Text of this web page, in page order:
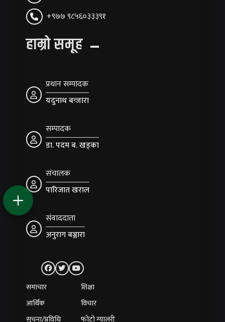
+९७७ ९८५६०३३३९१
हाम्रो समूह
प्रधान सम्पादक
यदुनाथ बन्जारा
सम्पादक
डा. पदम ब. खड्का
संचालक
पारिजात खराल
संवाददाता
अनुराग बञ्जारा
समाचार
शिक्षा
आर्थिक
विचार
सूचना/प्रविधि
फोटो ग्यालरी